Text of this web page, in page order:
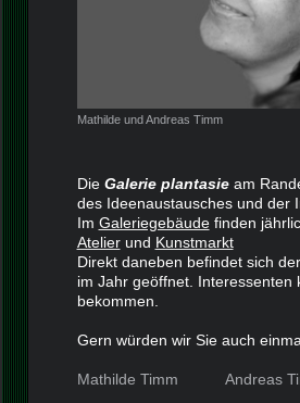
Mathilde und Andreas Timm
Die Galerie plantasieam
des Ideenaustausches und der
Im Galeriegebäude finden
Atelierund Kunstmarkt
Direkt daneben befindet sich der
im Jahr geöffnet. Interessenten
bekommen.
Gern würden wir Sie auch
Mathilde Timm Andreas